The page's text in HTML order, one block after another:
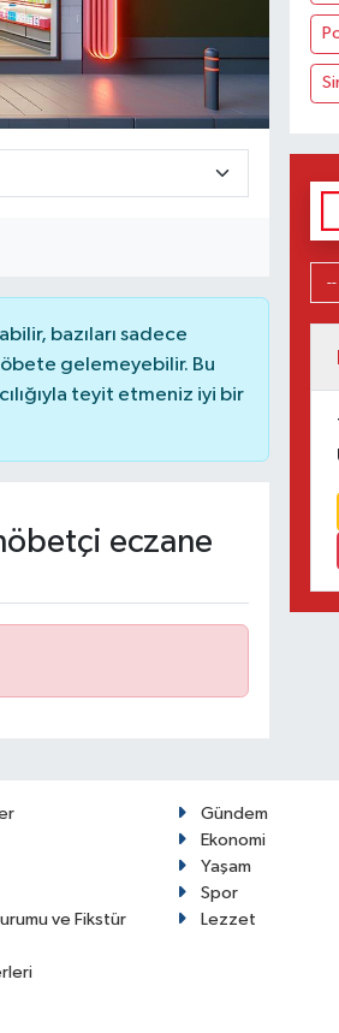
bazıları sadece
gelemeyebilir. Bu
teyit etmeniz iyi bir
eczane
ve Fikstür
Gündem
Ekonomi
Yaşam
Spor
Lezzet